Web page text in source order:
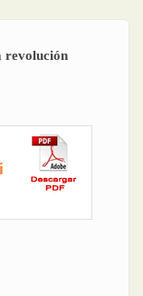
revolución